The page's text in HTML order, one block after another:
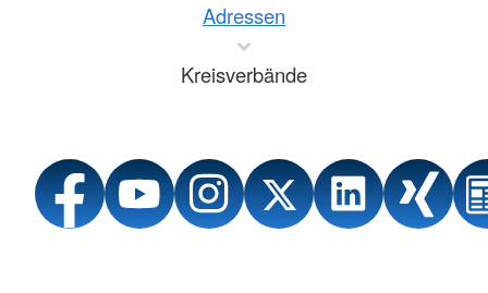
Adressen
Kreisverbände